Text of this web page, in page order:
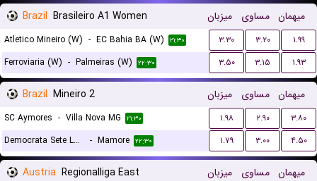
۲۳:۴۵
Brazil Brasileiro A1 Women میزبان مساوی میهمان
Atletico Mineiro (W) - EC Bahia BA (W) ۲۱:۳۰ ۳.۳۰ ۳.۲۰
۱.۹۹
Ferroviaria (W) - Palmeiras (W) ۲۲:۳۰ ۳.۵۰ ۳.۱۵ ۱.۹۳
Brazil Mineiro 2 میزبان مساوی میهمان
SC Aymores - Villa Nova MG ۲۱:۳۰ ۱.۹۸ ۲.۹۰
۳.۸۰
Democrata Sete Lagoas
- Mamore ۲۲:۳۰ ۱.۷۹ ۳.۰۰ ۴.۵۰
Austria Regionalliga East میزبان مساوی میهمان